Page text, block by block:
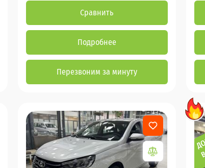
Сравнить
Подробнее
Перезвоним за минуту